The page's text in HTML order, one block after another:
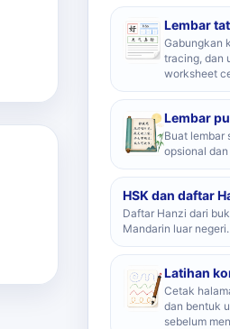
Lembar
Gabungkan
tracing, dan
worksheet
Lembar
Buat lembar
opsional
HSK dan daftar
Daftar Hanzi dari
Mandarin luar negeri.
Latihan
Cetak
dan bentuk
sebelum